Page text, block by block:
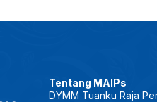
Tentang MAIPs
DYMM Tuanku Raja